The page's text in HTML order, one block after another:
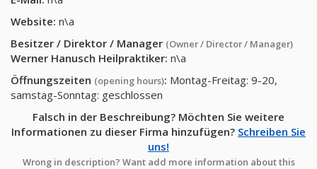
Website: n\a
Besitzer / Direktor / Manager (Owner / Director / Manager)
Werner Hanusch Heilpraktiker: n\a
Öffnungszeiten (opening hours): Montag-Freitag: 9-20,
samstag-Sonntag: geschlossen
Falsch in der Beschreibung? Möchten Sie weitere
Informationen zu dieser Firma hinzufügen? Schreiben Sie
uns!
Wrong in description? Want add more information about this